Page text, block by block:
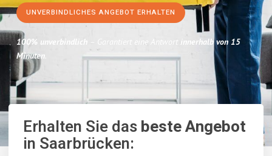
UNVERBINDLICHES ANGEBOT ERHALTEN
100% unverbindlich – Garantiert eine Antwort innerhalb von 15
Minuten.
Erhalten Sie dasbeste Angebot
in Saarbrücken: